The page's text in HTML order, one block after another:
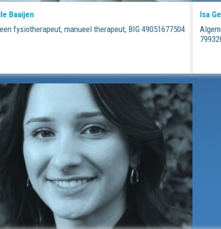
Isa Gebbinck
Algemeen fysiotherapeut, kinderfysiotherapeut i.o. BIG